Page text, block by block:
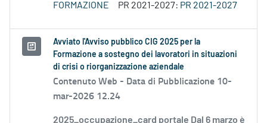
FORMAZIONE
PR 2021-2027: PR 2021-2027
Avviato l'Avviso pubblico CIG 2025 per la
Formazione a sostegno dei lavoratori in situazioni
di crisi o riorganizzazione aziendale
Contenuto Web - Data di Pubblicazione 10-
mar-2026 12.24
2025_occupazione_card portale Dal 6 marzo è